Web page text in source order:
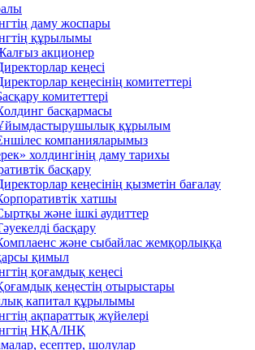
даму жоспары
құрылымы
акционер
кеңесі
кеңесінің комитеттері
комитеттері
басқармасы
құрылым
компанияларымыз
холдингінің даму тарихы
басқару
кеңесінің қызметін бағалау
хатшы
және ішкі аудиттер
басқару
және сыбайлас жемқорлыққа
қимыл
қоғамдық кеңесі
кеңестің отырыстары
капитал құрылымы
ақпараттық жүйелері
НҚА/ІНҚ
есептер, шолулар